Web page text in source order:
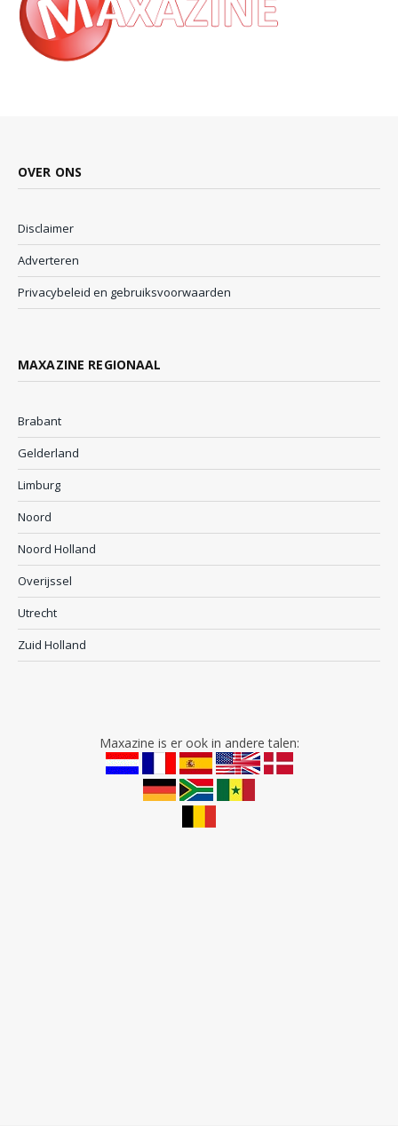
OVER ONS
Disclaimer
Adverteren
Privacybeleid en gebruiksvoorwaarden
MAXAZINE REGIONAAL
Brabant
Gelderland
Limburg
Noord
Noord Holland
Overijssel
Utrecht
Zuid Holland
Maxazine is er ook in andere talen: